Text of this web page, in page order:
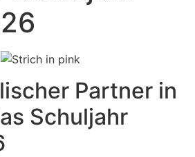
Partner in
Schuljahr